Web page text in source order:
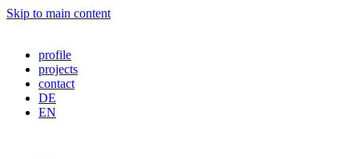
Skip to main content
profile
projects
contact
DE
EN